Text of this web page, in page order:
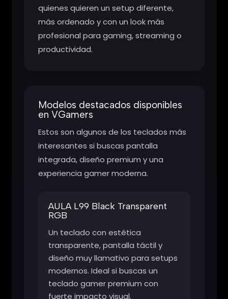
quienes quieren un setup diferente,
más ordenado y con un look más
profesional para gaming, streaming o
productividad.
Modelos destacados disponibles
en VGamers
Estos son algunos de los teclados más
interesantes si buscas pantalla
integrada, diseño premium y una
experiencia gamer moderna.
AULA L99 Black Transparent
RGB
Un teclado con estética
transparente, pantalla táctil y
diseño muy llamativo para setups
modernos. Ideal si buscas un
teclado gamer premium con
fuerte impacto visual.